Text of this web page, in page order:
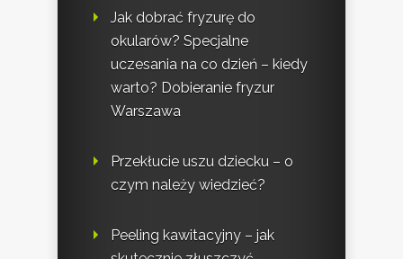
Jak dobrać fryzurę do
okularów? Specjalne
uczesania na co dzień – kiedy
warto? Dobieranie fryzur
Warszawa
Przekłucie uszu dziecku – o
czym należy wiedzieć?
Peeling kawitacyjny – jak